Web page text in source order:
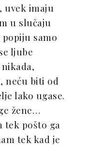
uvek imaju
u slučaju
samo
ljube
neću biti od
lako ugase.
žene…
tek pošto ga
tek kad je